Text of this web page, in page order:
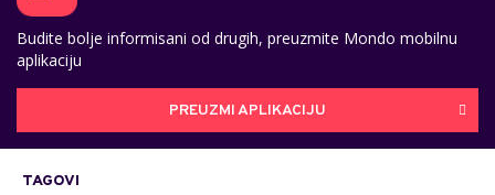
Budite bolje informisani od drugih, preuzmite Mondo mobilnu
aplikaciju
PREUZMI APLIKACIJU
TAGOVI